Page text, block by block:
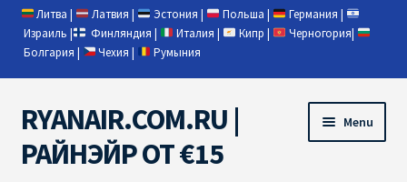
Литва | Латвия | Эстония | Польша | Германия |
Израиль | Финляндия | Италия | Кипр | Черногория|
Болгария | Чехия | Румыния
Skip
to
navigation
Skip
to
content
RYANAIR.COM.RU |
РАЙНЭЙР ОТ €15
Menu